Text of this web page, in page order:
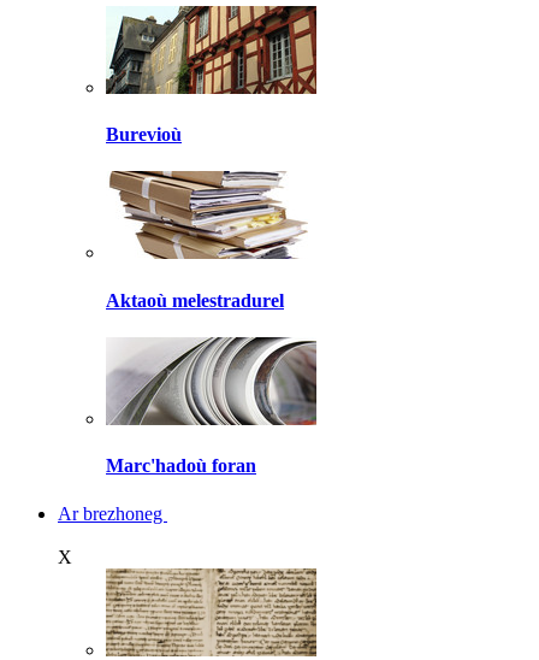
Burevioù
Aktaoù melestradurel
Marc'hadoù foran
Ar brezhoneg
X